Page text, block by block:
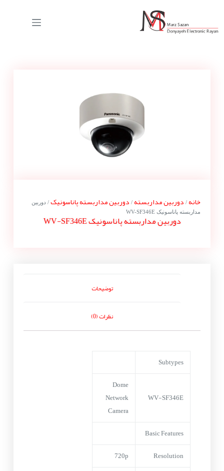
خانه/ دوربین مداربسته/ دوربین مداربسته پاناسونیک/ دوربین
مداربسته پاناسونیک WV-SF346E
دوربین مداربسته پاناسونیک WV-SF346E
توضیحات
نظرات (0)
Subtypes
WV-SF346E
Dome
Network
Camera
Basic Features
Resolution
720p